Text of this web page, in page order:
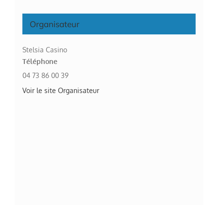
Organisateur
Stelsia Casino
Téléphone
04 73 86 00 39
Voir le site Organisateur